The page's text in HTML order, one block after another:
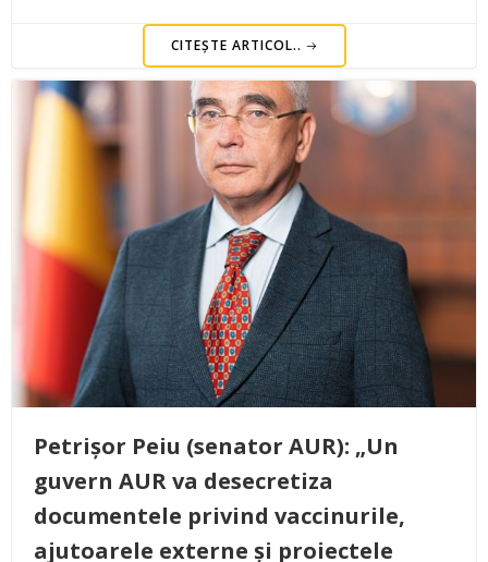
CITEȘTE ARTICOL..
Petrișor Peiu (senator AUR): „Un
guvern AUR va desecretiza
documentele privind vaccinurile,
ajutoarele externe și proiectele